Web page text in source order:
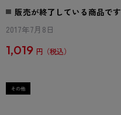
販売が終了している商品です
2017年7月8日
1,019 円